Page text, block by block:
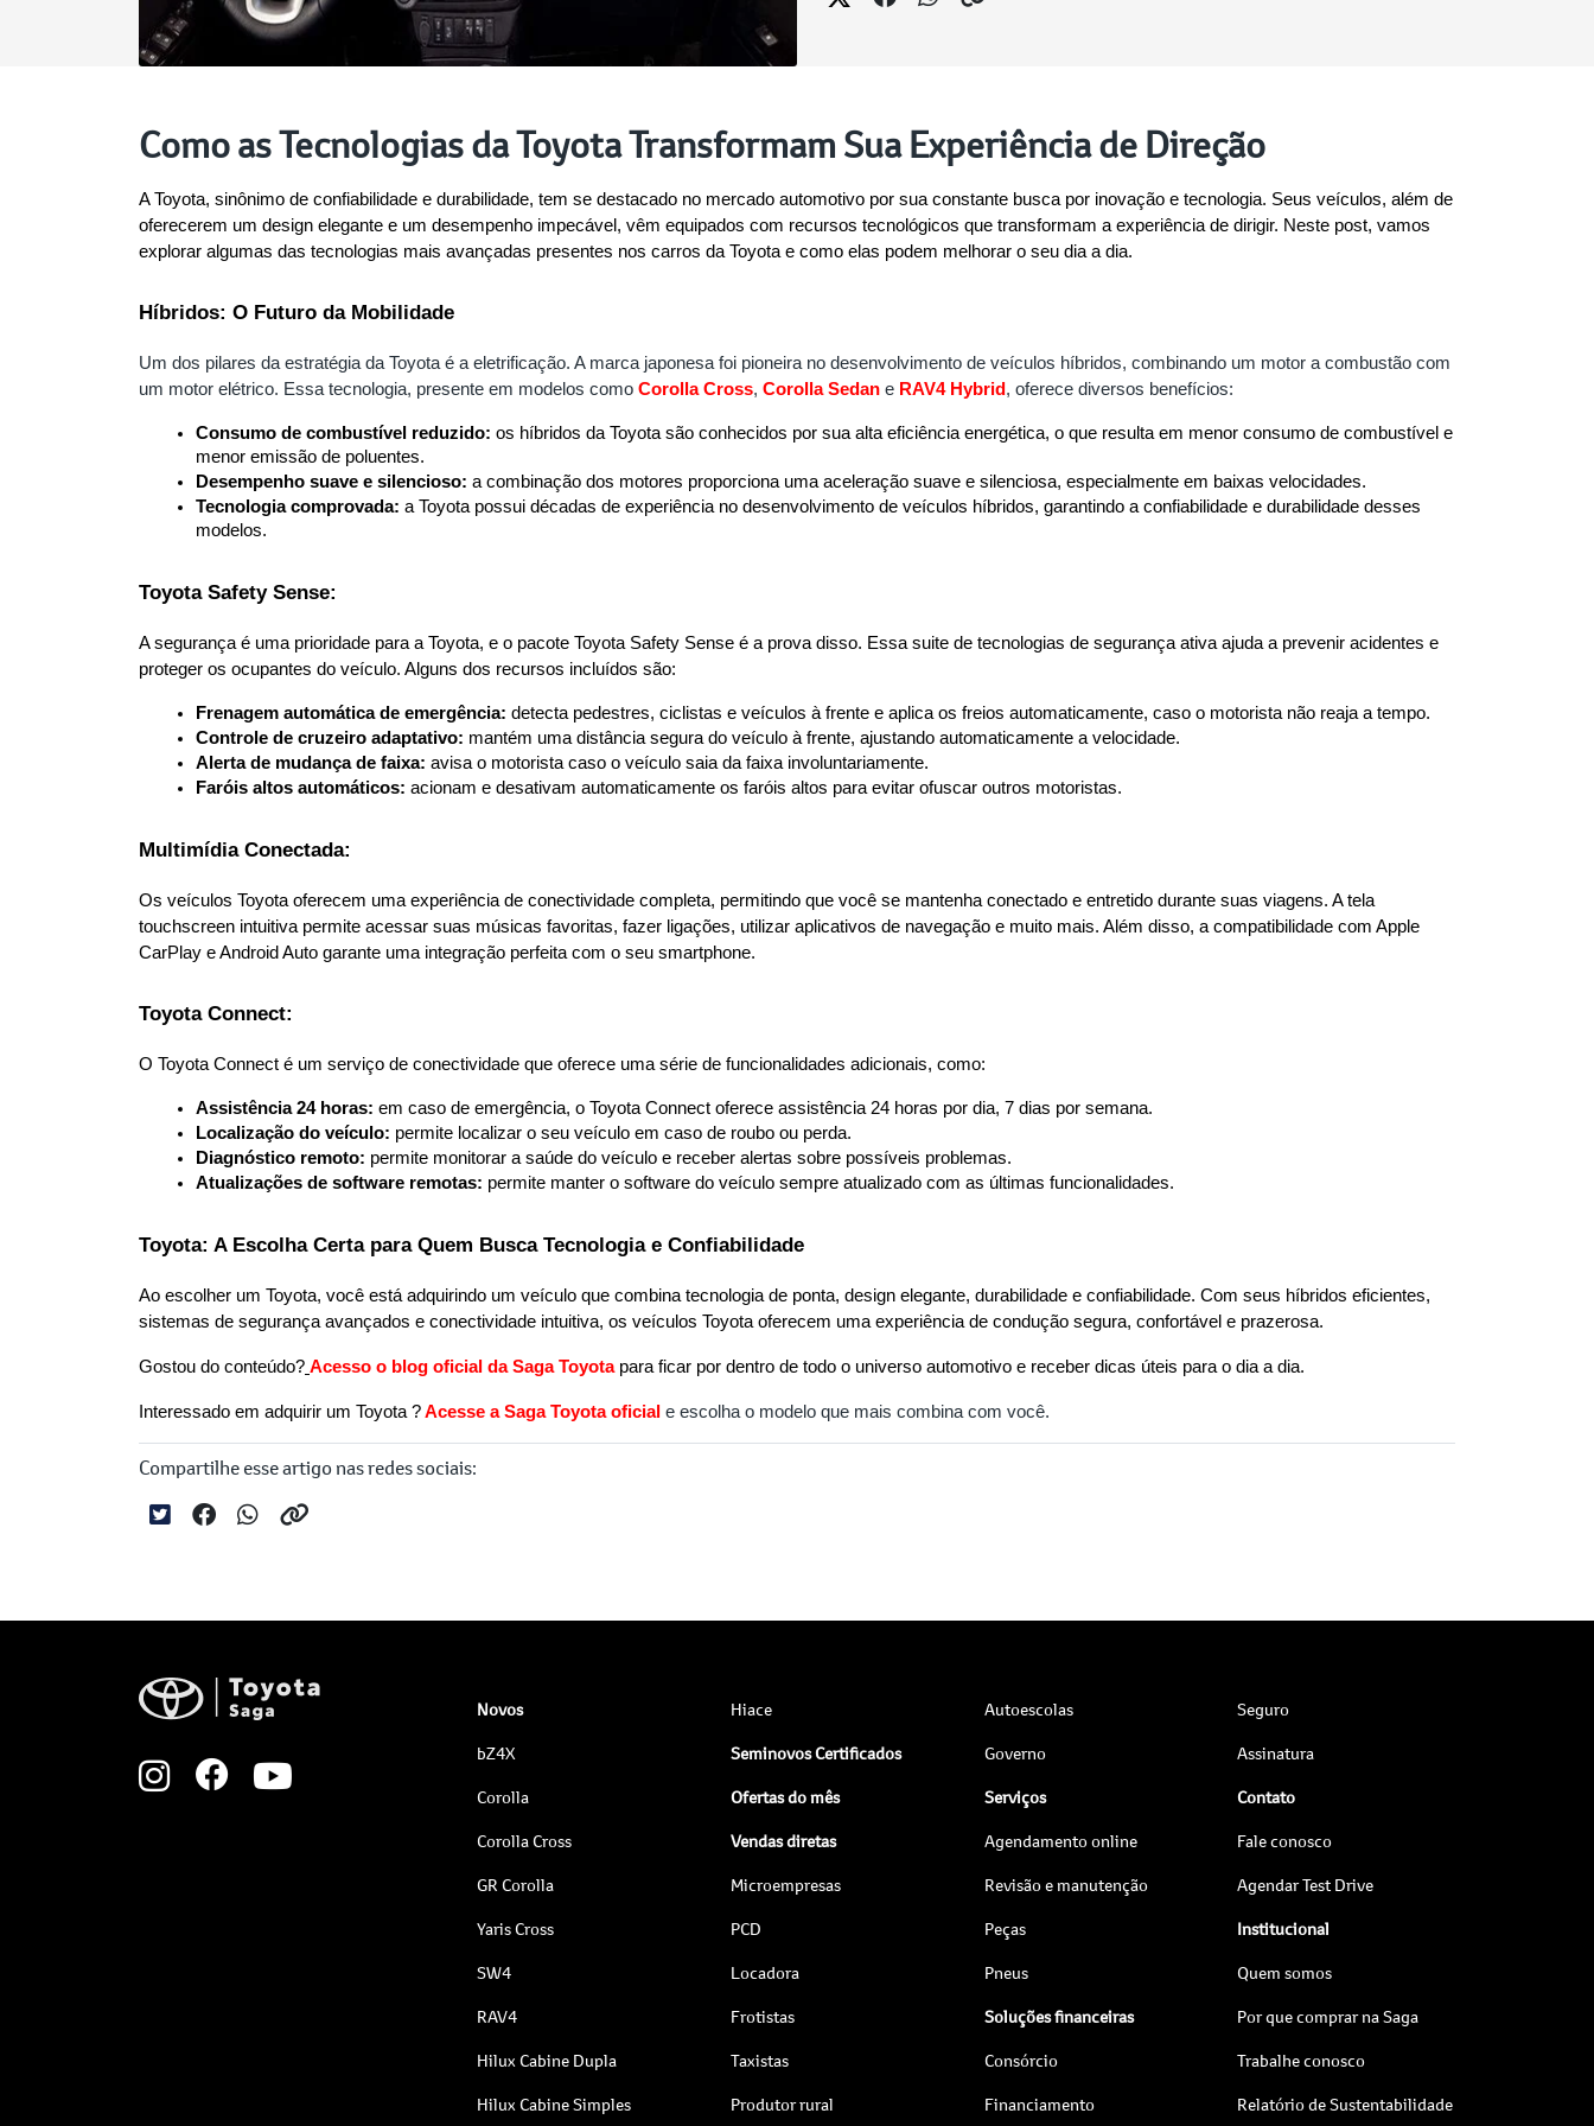
Como as Tecnologias da Toyota Transformam Sua Experiência de Direção
A Toyota, sinônimo de confiabilidade e durabilidade, tem se destacado no mercado automotivo por sua constante busca por inovação e tecnologia. Seus veículos, além de
oferecerem um design elegante e um desempenho impecável, vêm equipados com recursos tecnológicos que transformam a experiência de dirigir. Neste post, vamos
explorar algumas das tecnologias mais avançadas presentes nos carros da Toyota e como elas podem melhorar o seu dia a dia.
Híbridos: O Futuro da Mobilidade
Um dos pilares da estratégia da Toyota é a eletrificação. A marca japonesa foi pioneira no desenvolvimento de veículos híbridos, combinando um motor a combustão com
um motor elétrico. Essa tecnologia, presente em modelos como Corolla Cross, Corolla Sedan e RAV4 Hybrid, oferece diversos benefícios:
Consumo de combustível reduzido: os híbridos da Toyota são conhecidos por sua alta eficiência energética, o que resulta em menor consumo de combustível e
menor emissão de poluentes.
Desempenho suave e silencioso: a combinação dos motores proporciona uma aceleração suave e silenciosa, especialmente em baixas velocidades.
Tecnologia comprovada: a Toyota possui décadas de experiência no desenvolvimento de veículos híbridos, garantindo a confiabilidade e durabilidade desses
modelos.
Toyota Safety Sense:
A segurança é uma prioridade para a Toyota, e o pacote Toyota Safety Sense é a prova disso. Essa suite de tecnologias de segurança ativa ajuda a prevenir acidentes e
proteger os ocupantes do veículo. Alguns dos recursos incluídos são:
Frenagem automática de emergência: detecta pedestres, ciclistas e veículos à frente e aplica os freios automaticamente, caso o motorista não reaja a tempo.
Controle de cruzeiro adaptativo: mantém uma distância segura do veículo à frente, ajustando automaticamente a velocidade.
Alerta de mudança de faixa: avisa o motorista caso o veículo saia da faixa involuntariamente.
Faróis altos automáticos: acionam e desativam automaticamente os faróis altos para evitar ofuscar outros motoristas.
Multimídia Conectada:
Os veículos Toyota oferecem uma experiência de conectividade completa, permitindo que você se mantenha conectado e entretido durante suas viagens. A tela
touchscreen intuitiva permite acessar suas músicas favoritas, fazer ligações, utilizar aplicativos de navegação e muito mais. Além disso, a compatibilidade com Apple
CarPlay e Android Auto garante uma integração perfeita com o seu smartphone.
Toyota Connect:
O Toyota Connect é um serviço de conectividade que oferece uma série de funcionalidades adicionais, como:
Assistência 24 horas: em caso de emergência, o Toyota Connect oferece assistência 24 horas por dia, 7 dias por semana.
Localização do veículo: permite localizar o seu veículo em caso de roubo ou perda.
Diagnóstico remoto: permite monitorar a saúde do veículo e receber alertas sobre possíveis problemas.
Atualizações de software remotas: permite manter o software do veículo sempre atualizado com as últimas funcionalidades.
Toyota: A Escolha Certa para Quem Busca Tecnologia e Confiabilidade
Ao escolher um Toyota, você está adquirindo um veículo que combina tecnologia de ponta, design elegante, durabilidade e confiabilidade. Com seus híbridos eficientes,
sistemas de segurança avançados e conectividade intuitiva, os veículos Toyota oferecem uma experiência de condução segura, confortável e prazerosa.
Gostou do conteúdo? Acesso o blog oficial da Saga Toyota para ficar por dentro de todo o universo automotivo e receber dicas úteis para o dia a dia.
Interessado em adquirir um Toyota ? Acesse a Saga Toyota oficial e escolha o modelo que mais combina com você.
Compartilhe esse artigo nas redes sociais:
Novos
bZ4X
Corolla
Corolla Cross
GR Corolla
Yaris Cross
SW4
RAV4
Hilux Cabine Dupla
Hilux Cabine Simples
Hiace
Seminovos Certificados
Ofertas do mês
Vendas diretas
Microempresas
PCD
Locadora
Frotistas
Taxistas
Produtor rural
Autoescolas
Governo
Serviços
Agendamento online
Revisão e manutenção
Peças
Pneus
Soluções financeiras
Consórcio
Financiamento
Seguro
Assinatura
Contato
Fale conosco
Agendar Test Drive
Institucional
Quem somos
Por que comprar na Saga
Trabalhe conosco
Relatório de Sustentabilidade